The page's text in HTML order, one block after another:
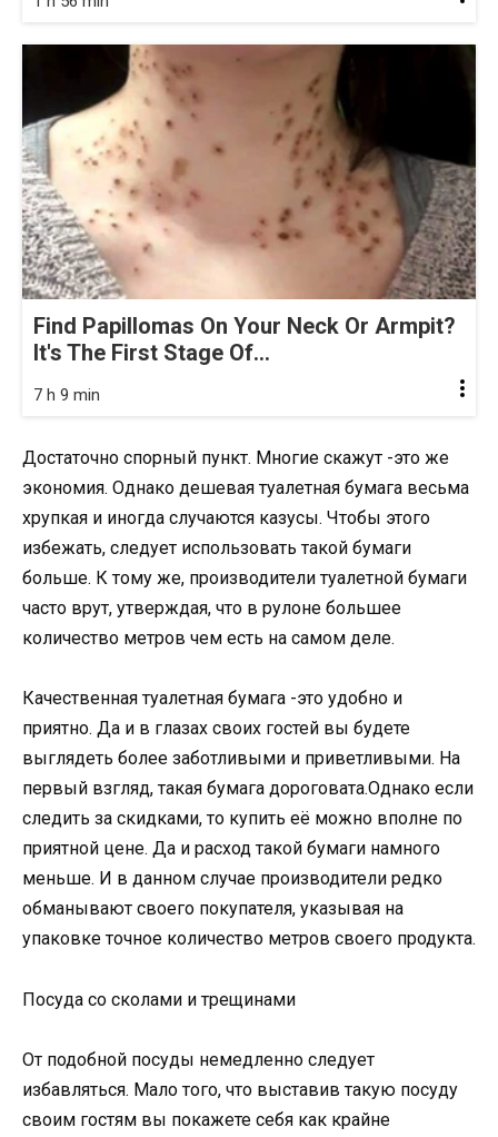
Find Papillomas On Your Neck Or Armpit?
It's The First Stage Of...
7 h 9 min
Достаточно спорный пункт. Многие скажут -это же
экономия. Однако дешевая туалетная бумага весьма
хрупкая и иногда случаются казусы. Чтобы этого
избежать, следует использовать такой бумаги
больше. К тому же, производители туалетной бумаги
часто врут, утверждая, что в рулоне большее
количество метров чем есть на самом деле.
Качественная туалетная бумага -это удобно и
приятно. Да и в глазах своих гостей вы будете
выглядеть более заботливыми и приветливыми. На
первый взгляд, такая бумага дороговата.Однако если
следить за скидками, то купить её можно вполне по
приятной цене. Да и расход такой бумаги намного
меньше. И в данном случае производители редко
обманывают своего покупателя, указывая на
упаковке точное количество метров своего продукта.
Посуда со сколами и трещинами
От подобной посуды немедленно следует
избавляться. Мало того, что выставив такую посуду
своим гостям вы покажете себя как крайне